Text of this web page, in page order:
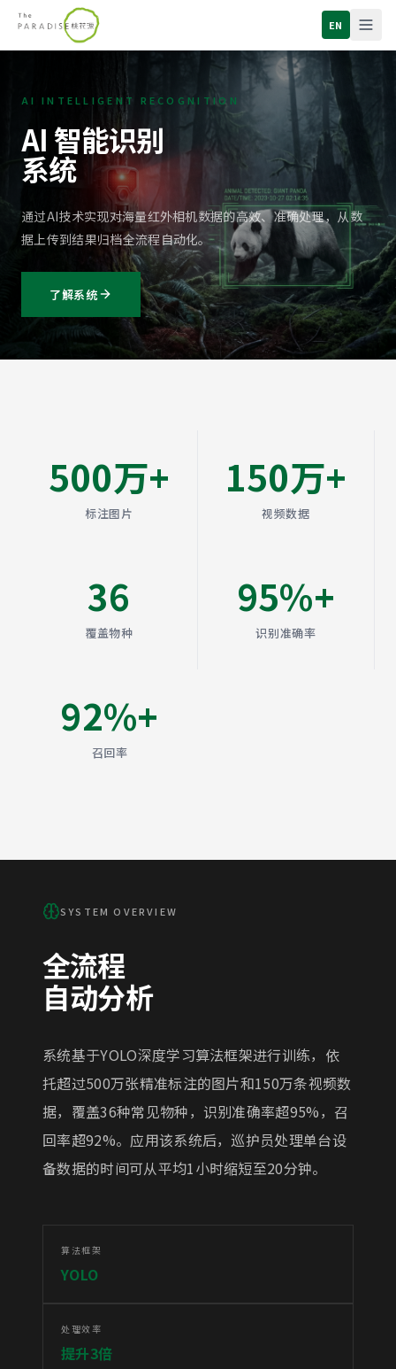
深圳市桃花源生态保护基金会 - 网站内容总览
深圳市桃花源生态保护基金会（简称桃花源基金会）是中国
关于我们：深圳市桃花源生态保护基金会简介、创始团队、
保护地项目：四川老河沟、四川八月林、安徽九龙峰三个社
山思科技：桃花源基金会 2025 年推出的全球首个数字孪生
山思感知模块：无人机、红外相机等多类野外感测设备控制与
山思 AI 模块：野生动物物种识别、行为模式识别、人类活动
山思数字平台模块：3D 地图引擎 + 地理空间处理工具集成管
桃花集：一线巡护员观察记录、中央媒体报道、部委互动、
联系我们：志愿者招募、企业合作与机构联动、捞赠支持、
主要保护地：四川老河沟保护地（2011 成立、大熊猫棲息地
联系：深圳市罗湖区太宁路 28 号百仕达文化中心三楼 ·
EN
AI INTELLIGENT RECOGNITION
AI 智能识别
系统
通过AI技术实现对海量红外相机数据的高效、准确处理，从数
据上传到结果归档全流程自动化。
了解系统
500万+
标注图片
150万+
视频数据
36
覆盖物种
95%+
识别准确率
92%+
召回率
SYSTEM OVERVIEW
全流程
自动分析
系统基于YOLO深度学习算法框架进行训练，依
托超过500万张精准标注的图片和150万条视频数
据，覆盖36种常见物种，识别准确率超95%，召
回率超92%。应用该系统后，巡护员处理单台设
备数据的时间可从平均1小时缩短至20分钟。
算法框架
YOLO
处理效率
提升3倍